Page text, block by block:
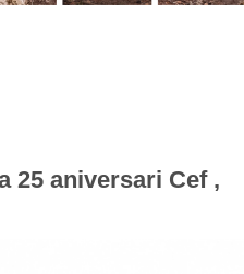
25 aniversari Cef ,